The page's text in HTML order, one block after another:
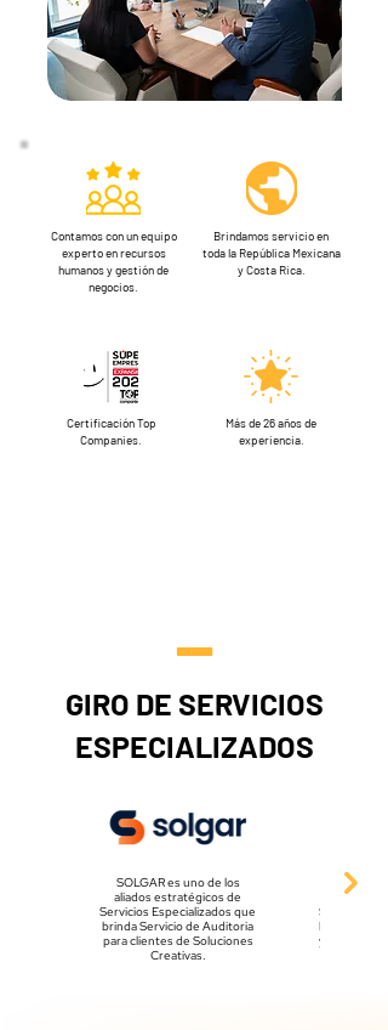
Contamos con un equipo
experto en recursos
humanos y gestión de
negocios.
Certificación Top
Companies.
Brindamos servicio en
toda la República Mexicana
y Costa Rica.
Más de 26 años de
experiencia.
_
GIRO DE SERVICIOS
ESPECIALIZADOS
SOLGAR es uno de los
aliados estratégicos de
Servicios Especializados que
brinda Servicio de Auditoria
para clientes de Soluciones
Creativas.
aliados
Servicios
brinda
y